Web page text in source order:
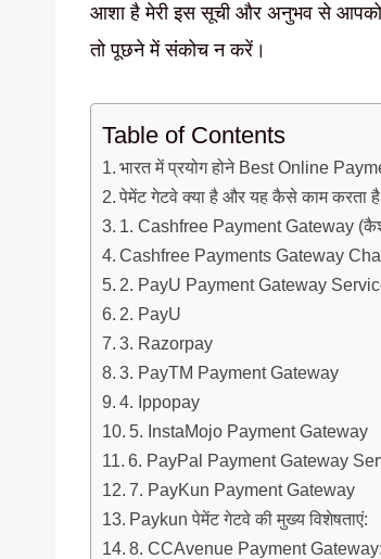
आशा है मेरी इस सूची और अनुभव से आपको
तो पूछने में संकोच न करें।
Table of Contents
भारत में प्रयोग होने Best Online
पेमेंट गेटवे क्या है और यह कैसे काम करता
1. Cashfree Payment Gateway
Cashfree Payments Gateway
2. PayU Payment Gateway
2. PayU
3. Razorpay
3. PayTM Payment Gateway
4. Ippopay
5. InstaMojo Payment Gateway
6. PayPal Payment Gateway
7. PayKun Payment Gateway
Paykun पेमेंट गेटवे की मुख्य विशेषताएं:
8. CCAvenue Payment Gateway: